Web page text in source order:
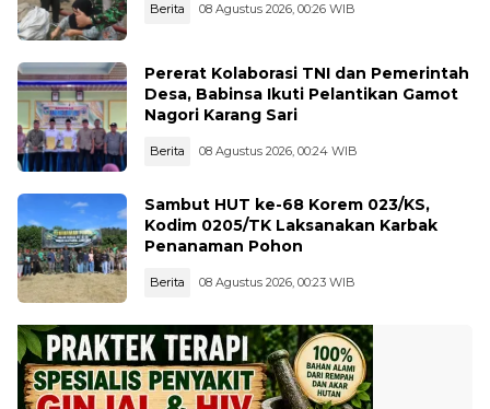
Berita 08 Agustus 2026, 00:26 WIB
Pererat Kolaborasi TNI dan Pemerintah
Desa, Babinsa Ikuti Pelantikan Gamot
Nagori Karang Sari
Berita 08 Agustus 2026, 00:24 WIB
Sambut HUT ke-68 Korem 023/KS,
Kodim 0205/TK Laksanakan Karbak
Penanaman Pohon
Berita 08 Agustus 2026, 00:23 WIB